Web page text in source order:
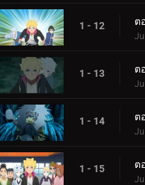
1 - 12 ต
1 - 13 ต
1 - 14 ต
1 - 15 ต